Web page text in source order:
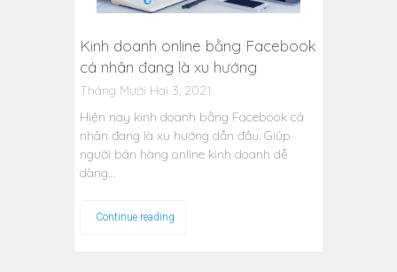
Kinh doanh online bằng Facebook
cá nhân đang là xu hướng
Tháng Mười Hai 3, 2021
Hiện nay kinh doanh bằng Facebook cá
nhân đang là xu hướng dẫn đầu. Giúp
người bán hàng online kinh doanh dễ
dàng…
Continue reading